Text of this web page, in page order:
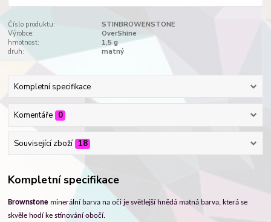
Číslo produktu:
STINBROWENSTONE
Výrobce:
OverShine
hmotnost:
1,5 g
druh:
matný
Kompletní specifikace
Komentáře 0
Související zboží 18
Kompletní specifikace
Brownstone minerální barva na oči je světlejší hnědá matná barva, která se
skvěle hodí ke stínování obočí.